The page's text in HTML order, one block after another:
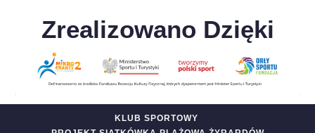
Zrealizowano Dzięki
KLUB SPORTOWY